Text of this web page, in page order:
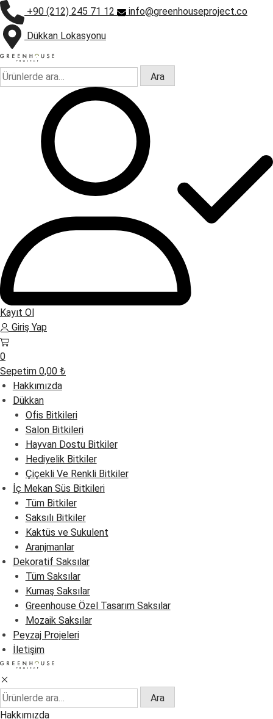
+90 (212) 245 71 12 info@greenhouseproject.co
Dükkan Lokasyonu
Ara: Ara
Kayıt Ol
Giriş Yap
0
Sepetim 0,00 ₺
Hakkımızda
Dükkan
Ofis Bitkileri
Salon Bitkileri
Hayvan Dostu Bitkiler
Hediyelik Bitkiler
Çiçekli Ve Renkli Bitkiler
İç Mekan Süs Bitkileri
Tüm Bitkiler
Saksılı Bitkiler
Kaktüs ve Sukulent
Aranjmanlar
Dekoratif Saksılar
Tüm Saksılar
Kumaş Saksılar
Greenhouse Özel Tasarım Saksılar
Mozaik Saksılar
Peyzaj Projeleri
İletişim
Ara:
Ara
Hakkımızda